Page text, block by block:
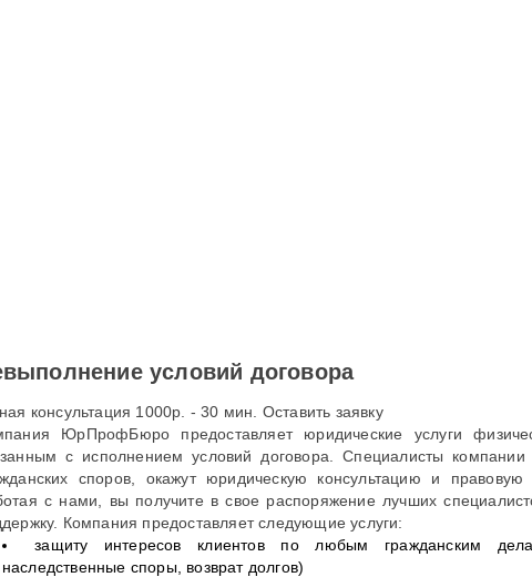
условий договора
консультация 1000р. - 30 мин. Оставить заявку
ЮрПрофБюро предоставляет юридические услуги
с исполнением условий договора. Специалисты
споров, окажут юридическую консультацию и
с нами, вы получите в свое распоряжение лучших
Компания предоставляет следующие услуги:
защиту интересов клиентов по любым гражданским
наследственные споры, возврат долгов)